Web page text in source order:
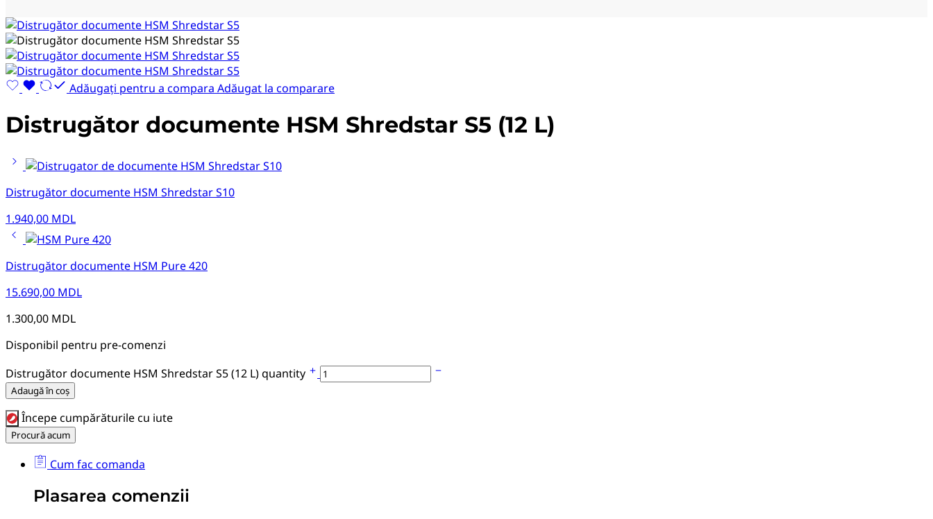
Adăugați pentru a compara Adăugat la comparare
Distrugător documente HSM Shredstar S5 (12 L)
Distrugător documente HSM Shredstar S10
1.940,00 MDL
Distrugător documente HSM Pure 420
15.690,00 MDL
1.300,00 MDL
Disponibil pentru pre-comenzi
Distrugător documente HSM Shredstar S5 (12 L) quantity
Adaugă în coș
Începe cumpărăturile cu iute
Procură acum
Cum fac comanda
Plasarea comenzii